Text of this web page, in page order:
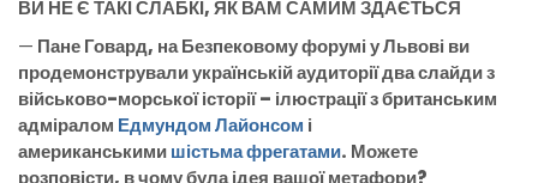
ВИ НЕ Є ТАКІ СЛАБКІ, ЯК ВАМ САМИМ ЗДАЄТЬСЯ
— Пане Говард, на Безпековому форумі у Львові ви
продемонстрували українській аудиторії два слайди з
військово-морської історії – ілюстрації з британським
адміралом Едмундом Лайонсом і
американськимишістьма фрегатами. Можете
розповісти, в чому була ідея вашої метафори?